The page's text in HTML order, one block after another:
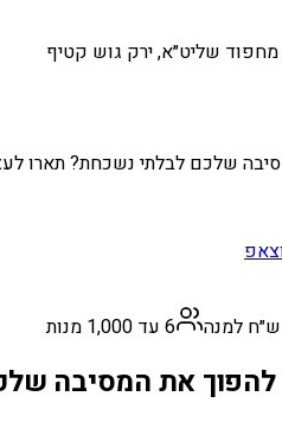
שליט״א, ירק גוש קטיף
שלכם לבלתי נשכחת? תארו
6 עד 1,000 מנות
להפוך את המסיבה